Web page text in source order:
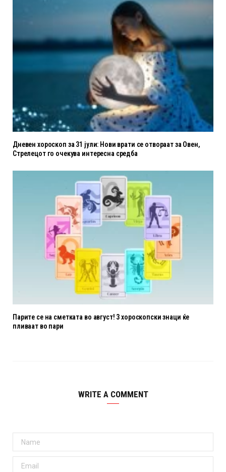
Дневен хороскоп за 31 јули: Нови врати се отвораат за Овен,
Стрелецот го очекува интересна средба
Парите се на сметката во август! 3 хороскопски знаци ќе
пливаат во пари
WRITE A COMMENT